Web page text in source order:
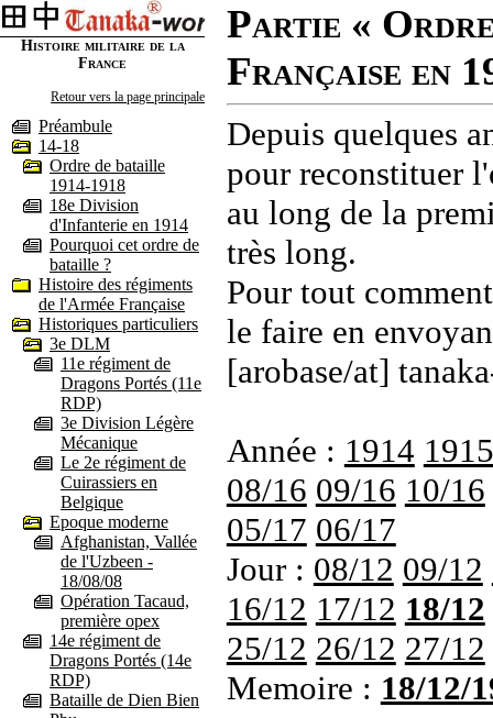
Histoire militaire de la
France
Retour vers la page principale
Préambule
14-18
Ordre de bataille
1914-1918
18e Division
d'Infanterie en 1914
Pourquoi cet ordre de
bataille ?
Histoire des régiments
de l'Armée Française
Historiques particuliers
3e DLM
11e régiment de
Dragons Portés (11e
RDP)
3e Division Légère
Mécanique
Le 2e régiment de
Cuirassiers en
Belgique
Epoque moderne
Afghanistan, Vallée
de l'Uzbeen -
18/08/08
Opération Tacaud,
première opex
14e régiment de
Dragons Portés (14e
RDP)
Bataille de Dien Bien
Partie «
Française en
Depuis quelques
pour reconstituer
au long de la
très long.
Pour tout
le faire en
[arobase/at]
Année : 1914 1915
08/16 09/16 10/16
05/17 06/17
Jour : 08/12 09/12
16/12 17/12 18/12
25/12 26/12 27/12
Memoire : 18/12/